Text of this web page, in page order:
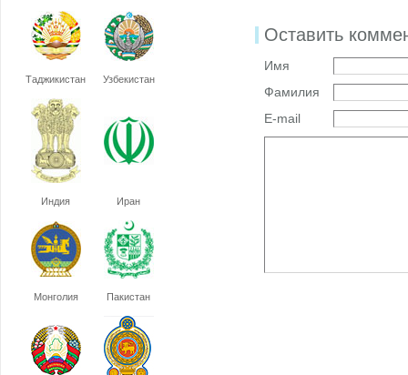
Таджикистан Узбекистан
Индия Иран
Монголия Пакистан
Оставить
Имя
Фамилия
E-mail